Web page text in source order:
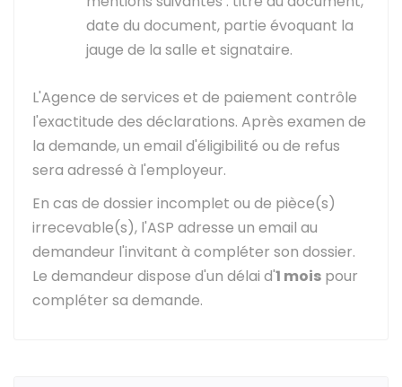
date du document, partie évoquant la
jauge de la salle et signataire.
L'Agence de services et de paiement contrôle
l'exactitude des déclarations. Après examen de
la demande, un email d'éligibilité ou de refus
sera adressé à l'employeur.
En cas de dossier incomplet ou de pièce(s)
irrecevable(s), l'ASP adresse un email au
demandeur l'invitant à compléter son dossier.
Le demandeur dispose d'un délai d'1 mois pour
compléter sa demande.